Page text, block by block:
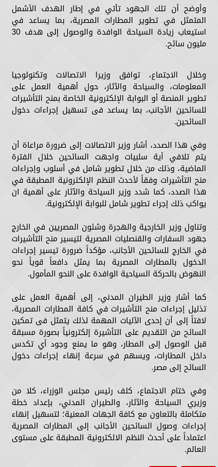
وأوضح أن تلك الجهود تأتي في إطار الهدف الأشمل
المتمثل في تطوير المطارات المصرية، بما يساعد في
استيعاب زيادة السياحة الوافدة والوصول إلى هدف 30
مليون سائح.
وخلال الاجتماع، توافق وزيرا الاتصالات وتكنولوجيا
المعلومات، والسياحة والآثار، حول أهمية العمل على
تطوير المنصة أو البوابة الإلكترونية الخاصة بمنح التأشيرات
للسائحين الأجانب، بما يساعد فى تسهيل إجراءات دخول
السائحين.
وفي هذا الصدد، أشار وزير الاتصالات إلى ضرورة مراعاة أن
يتم تلافي أية سلبيات واجهت السائحين خلال الفترة
الماضية، وذلك من خلال تطوير شامل في أسلوب وإجراءات
منح التأشيرات وفقاً لأحدث النظم الإلكترونية المطبقة في
هذا الصدد، كما شدد وزير السياحة والآثار على أهمية ان
يواكب ذلك إجراء تطوير شامل للبوابة الإلكترونية.
وتناول وزير الخارجية والهجرة وشئون المصريين في الخارج
جهود السفارات والقنصليات المصرية لتيسير منح التأشيرات
في الخارج للسائحين الأجانب، مؤكداً ضرورة تيسير إجراءات
الدخول بالمطارات المصرية بما يمثل دافعاً قوياً نحو
النهوض بالحركة السياحية الوافدة على النحو المأمول.
كما أشار وزير الطيران المدني، إلى أهمية العمل على
تذليل إجراءات منح التأشيرات في كافة المطارات المصرية،
لافتاً إلى أن إحدى الآليات المهمة لذلك يتمثل فى تمكين
السائح من التقديم على التأشيرة إلكترونياً بصورة مسبقة
قبل الوصول إلى المطار، وهو ما يمنع وجود أي تكدس
داخل المطارات، ويسهم في سرعة إنهاء إجراءات دخول
السائح إلى مصر.
وفي ختام الاجتماع، كلف رئيس مجلس الوزراء، كلا من
وزيري السياحة والآثار، والطيران المدني، بإعداد خطة
متكاملة بالتعاون مع كافة الجهات المعنية؛ لتسهيل إنهاء
إجراءات وصول السائحين الأجانب إلى المطارات المصرية
اعتماداً على أحدث النظم الالكترونية المطبقة على مستوى
العالم.